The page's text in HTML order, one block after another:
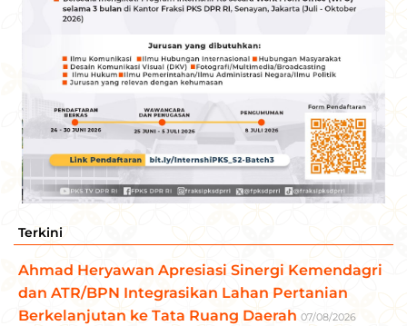
Terkini
Ahmad Heryawan Apresiasi Sinergi Kemendagri
dan ATR/BPN Integrasikan Lahan Pertanian
Berkelanjutan ke Tata Ruang Daerah 07/08/2026